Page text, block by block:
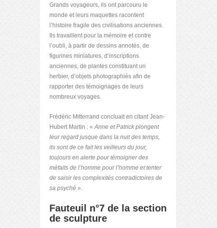
Grands voyageurs, ils ont parcouru le
monde et leurs maquettes racontent
l’histoire fragile des civilisations anciennes.
Ils travaillent pour la mémoire et contre
l’oubli, à partir de dessins annotés, de
figurines miniatures, d’inscriptions
anciennes, de plantes constituant un
herbier, d’objets photographiés afin de
rapporter des témoignages de leurs
nombreux voyages.
Frédéric Mitterrand concluait en citant Jean-
Hubert Martin : « Anne et Patrick plongent
leur regard jusque dans la nuit des temps,
ils sont de ce fait les veilleurs du jour,
toujours en alerte pour témoigner des
méfaits de l’homme pour l’homme et tenter
de saisir les complexités contradictoires de
sa psyché ».
Fauteuil n°7 de la section
de sculpture